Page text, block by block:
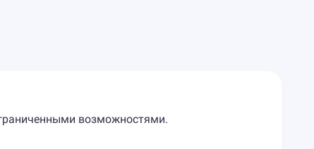
возможностями.